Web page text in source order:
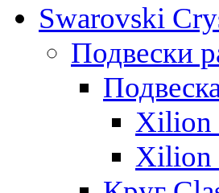
Swarovski
Подвески
Xilion
Xilion